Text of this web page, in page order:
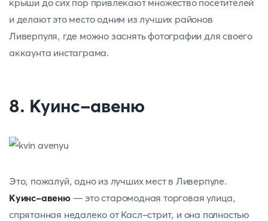
крыши до сих пор привлекают множество посетителей
и делают это место одним из лучших районов
Ливерпуля, где можно заснять фотографии для своего
аккаунта инстаграма.
8. Куинс-авеню
Это, пожалуй, одно из лучших мест в Ливерпуле.
Куинс-авеню— это старомодная торговая улица,
спрятанная недалеко от Касл-стрит, и она полностью